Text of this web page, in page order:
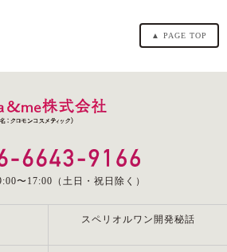
▲ PAGE TOP
〜17:00（土日・祝日除く）
スペリオルワン開発秘話